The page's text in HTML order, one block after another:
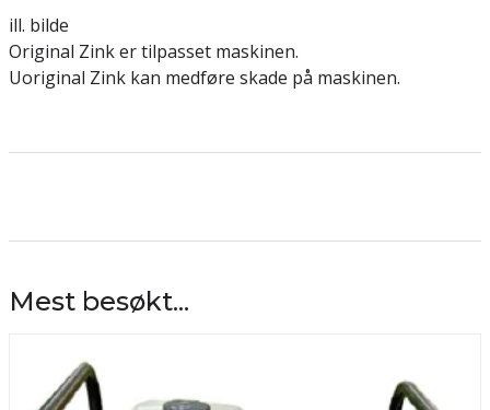
ill. bilde
Original Zink er tilpasset maskinen.
Uoriginal Zink kan medføre skade på maskinen.
Mest besøkt...